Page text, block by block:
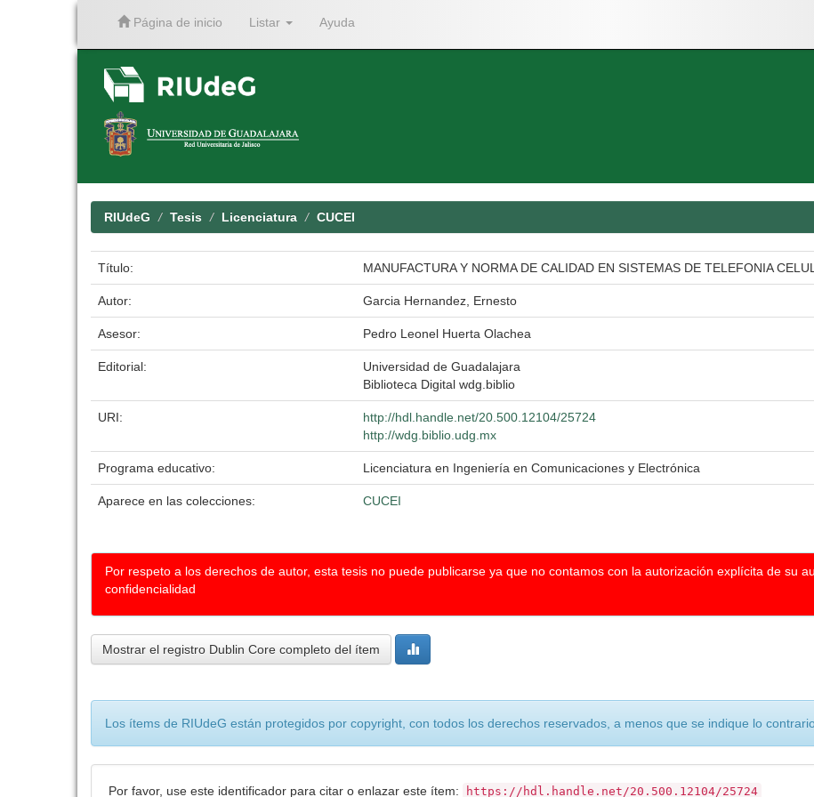
Página de inicio Listar Ayuda
RIUdeG Tesis Licenciatura CUCEI
Título: MANUFACTURA Y NORMA DE CALIDAD EN SISTEMAS DE TELEFONIA
Autor: Garcia Hernandez, Ernesto
Asesor: Pedro Leonel Huerta Olachea
Editorial:
Universidad de Guadalajara
Biblioteca Digital wdg.biblio
URI:
http://hdl.handle.net/20.500.12104/25724
http://wdg.biblio.udg.mx
Programa educativo: Licenciatura en Ingeniería en Comunicaciones y Electrónica
Aparece en las colecciones: CUCEI
Por respeto a los derechos de autor, esta tesis no puede publicarse ya que no contamos con la autorización explícita de su
confidencialidad
Mostrar el registro Dublin Core completo del ítem
Los ítems de RIUdeG están protegidos por copyright, con todos los derechos reservados, a menos que se indique lo
Por favor, use este identificador para citar o enlazar este ítem: https://hdl.handle.net/20.500.12104/25724